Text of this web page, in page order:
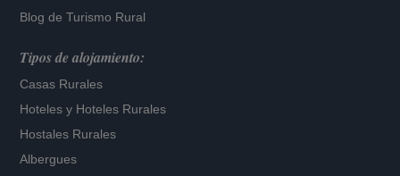
Blog de Turismo Rural
Tipos de alojamiento:
Casas Rurales
Hoteles y Hoteles Rurales
Hostales Rurales
Albergues